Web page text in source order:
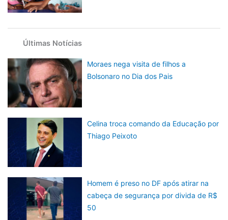
Últimas Notícias
Moraes nega visita de filhos a
Bolsonaro no Dia dos Pais
Celina troca comando da Educação por
Thiago Peixoto
Homem é preso no DF após atirar na
cabeça de segurança por divida de R$
50